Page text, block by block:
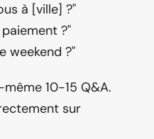
à [ville] ?"
?"
weekend ?"
10-15 Q&A.
sur